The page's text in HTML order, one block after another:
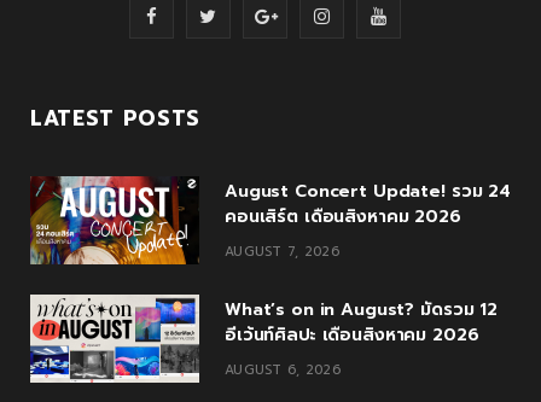
F
c
b
o
k
G
l
l
u
I
a
a
m
Y
u
LATEST POSTS
August Concert Update! รวม 24
คอนเสิร์ต เดือนสิงหาคม 2026
AUGUST 7, 2026
What’s on in August? มัดรวม 12
อีเว้นท์ศิลปะ เดือนสิงหาคม 2026
AUGUST 6, 2026